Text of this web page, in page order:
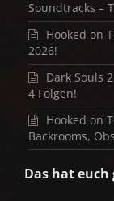
Soundtracks –
Hooked on
2026!
Dark Souls
4 Folgen!
Hooked on
Backrooms,
Das hat euch